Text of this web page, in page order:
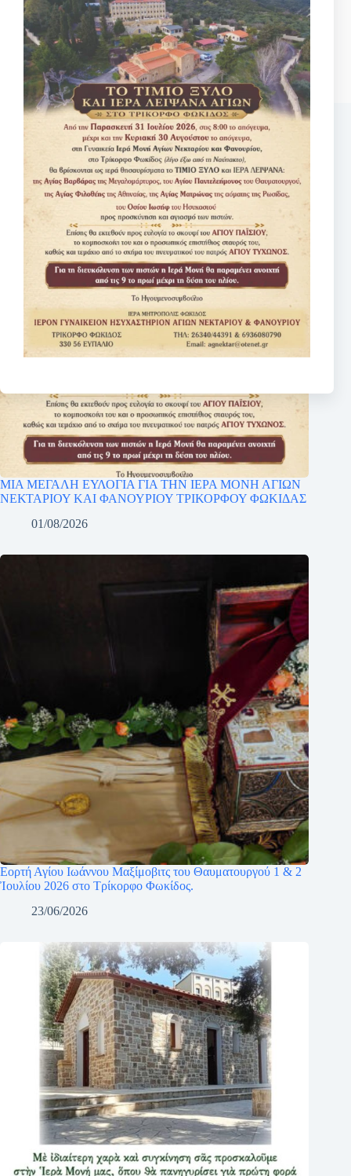
Αναζητηση
No
results
Σχετικά κείμενα
ΜΙΑ ΜΕΓΑΛΗ ΕΥΛΟΓΙΑ ΓΙΑ ΤΗΝ ΙΕΡΑ ΜΟΝΗ ΑΓΙΩΝ
ΝΕΚΤΑΡΙΟΥ ΚΑΙ ΦΑΝΟΥΡΙΟΥ ΤΡΙΚΟΡΦΟΥ ΦΩΚΙΔΑΣ
01/08/2026
Εορτή Αγίου Ιωάννου Μαξίμοβιτς του Θαυματουργού 1 & 2
Ἰουλίου 2026 στο Τρίκορφο Φωκίδος.
23/06/2026